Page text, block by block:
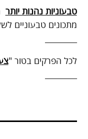
טבעוניות נהנות יותר
מתכונים טבעוניים
לכל הפרקים בטור "